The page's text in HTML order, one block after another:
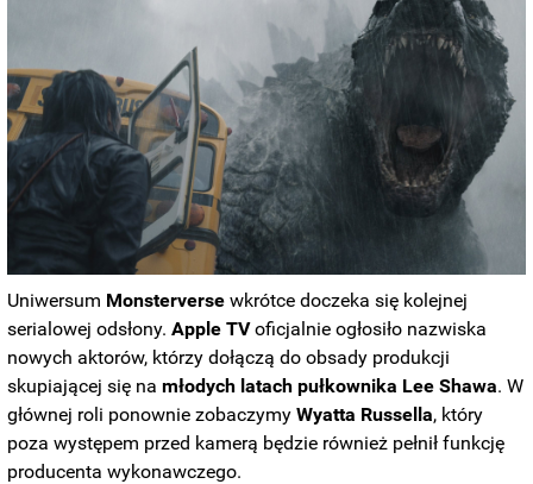
Uniwersum Monsterverse wkrótce doczeka się kolejnej
serialowej odsłony.Apple TVoficjalnie ogłosiło nazwiska
nowych aktorów, którzy dołączą do obsady produkcji
skupiającej się namłodych latach pułkownika Lee Shawa. W
głównej roli ponownie zobaczymyWyatta Russella, który
poza występem przed kamerą będzie również pełnił funkcję
producenta wykonawczego.